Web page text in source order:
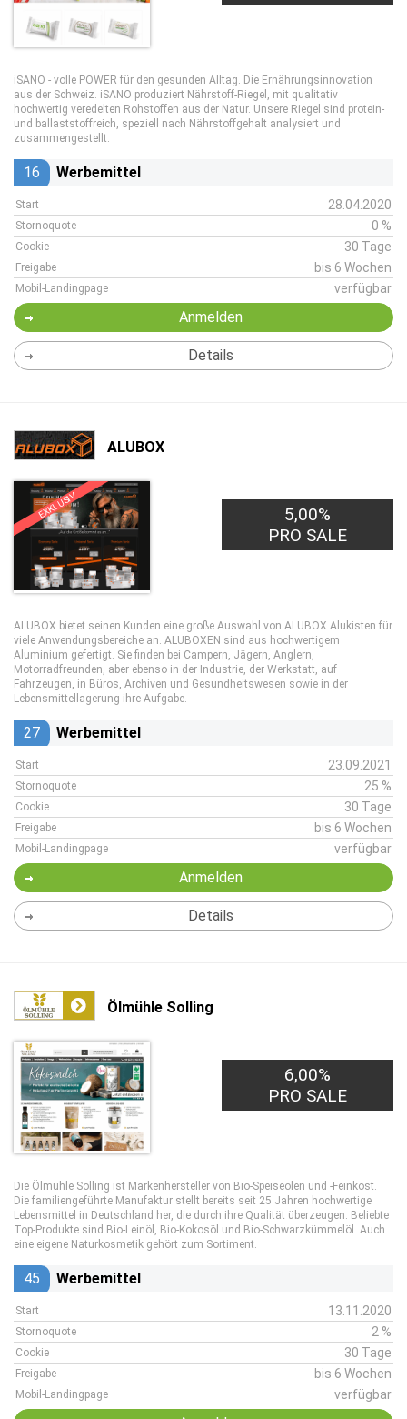
iSANO - volle POWER für den gesunden Alltag. Die Ernährungsinnovation
aus der Schweiz. iSANO produziert Nährstoff-Riegel, mit qualitativ
hochwertig veredelten Rohstoffen aus der Natur. Unsere Riegel sind protein-
und ballaststoffreich, speziell nach Nährstoffgehalt analysiert und
zusammengestellt.
16 Werbemittel
Start 28.04.2020
Stornoquote 0 %
Cookie 30 Tage
Freigabe bis 6 Wochen
Mobil-Landingpage verfügbar
Anmelden
Details
ALUBOX
EXKLUSIV
5,00%
PRO SALE
ALUBOX bietet seinen Kunden eine große Auswahl von ALUBOX Alukisten für
viele Anwendungsbereiche an. ALUBOXEN sind aus hochwertigem
Aluminium gefertigt. Sie finden bei Campern, Jägern, Anglern,
Motorradfreunden, aber ebenso in der Industrie, der Werkstatt, auf
Fahrzeugen, in Büros, Archiven und Gesundheitswesen sowie in der
Lebensmittellagerung ihre Aufgabe.
27 Werbemittel
Start 23.09.2021
Stornoquote 25 %
Cookie 30 Tage
Freigabe bis 6 Wochen
Mobil-Landingpage verfügbar
Anmelden
Details
Ölmühle Solling
6,00%
PRO SALE
Die Ölmühle Solling ist Markenhersteller von Bio-Speiseölen und -Feinkost.
Die familiengeführte Manufaktur stellt bereits seit 25 Jahren hochwertige
Lebensmittel in Deutschland her, die durch ihre Qualität überzeugen. Beliebte
Top-Produkte sind Bio-Leinöl, Bio-Kokosöl und Bio-Schwarzkümmelöl. Auch
eine eigene Naturkosmetik gehört zum Sortiment.
45 Werbemittel
Start 13.11.2020
Stornoquote 2 %
Cookie 30 Tage
Freigabe bis 6 Wochen
Mobil-Landingpage verfügbar